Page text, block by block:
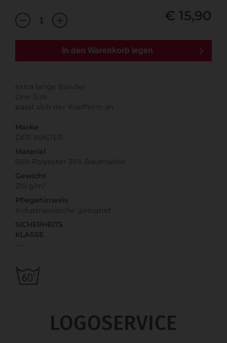
€ 15,90
In den Warenkorb legen
extra lange Bänder
One Size
passt sich der Kopfform an
Marke
DER WALTER
Material
65% Polyester 35% Baumwolle
Gewicht
210 g/m²
Pflegehinweis
Industriewäsche geeignet
SICHERHEITS
KLASSE
LOGOSERVICE